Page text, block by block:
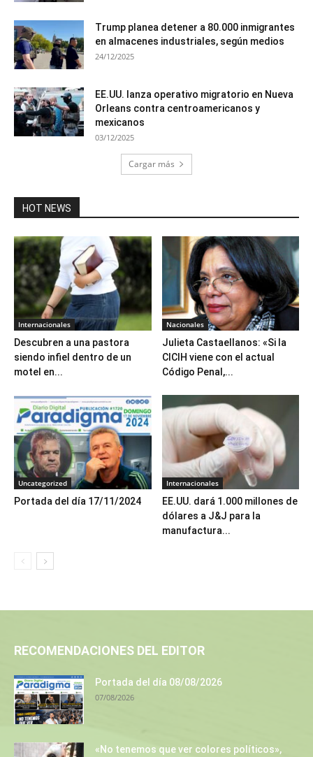
Trump planea detener a 80.000 inmigrantes
en almacenes industriales, según medios
24/12/2025
EE.UU. lanza operativo migratorio en Nueva
Orleans contra centroamericanos y
mexicanos
03/12/2025
Cargar más
HOT NEWS
Internacionales
Descubren a una pastora
siendo infiel dentro de un
motel en...
Nacionales
Julieta Castaellanos: «Si la
CICIH viene con el actual
Código Penal,...
Uncategorized
Portada del día 17/11/2024
Internacionales
EE.UU. dará 1.000 millones de
dólares a J&J para la
manufactura...
RECOMENDACIONES DEL EDITOR
Portada del día 08/08/2026
07/08/2026
«No tenemos que ver colores políticos»,